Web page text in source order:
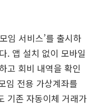
임 서비스’를 출시하
. 앱 설치 없이 모바일
고 회비 내역을 확인
임 전용 가상계좌를
기존 자동이체 거래가